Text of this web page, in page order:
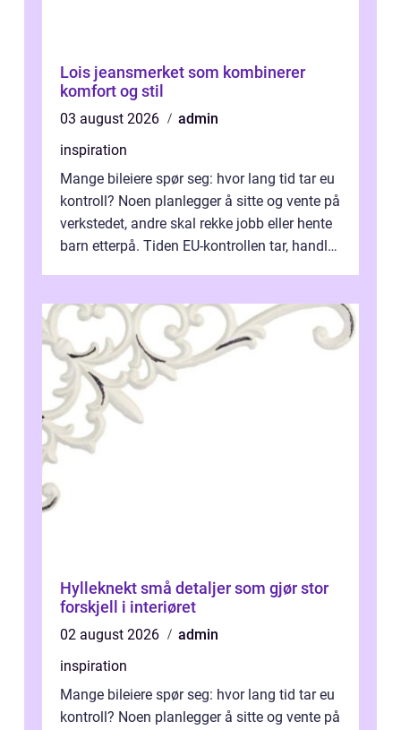
Lois jeansmerket som kombinerer
komfort og stil
03 august 2026
admin
inspiration
Mange bileiere spør seg: hvor lang tid tar eu
kontroll? Noen planlegger å sitte og vente på
verkstedet, andre skal rekke jobb eller hente
barn etterpå. Tiden EU-kontrollen tar, handler
Hylleknekt små detaljer som gjør stor
forskjell i interiøret
02 august 2026
admin
inspiration
Mange bileiere spør seg: hvor lang tid tar eu
kontroll? Noen planlegger å sitte og vente på